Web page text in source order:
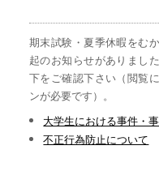
期末試験・夏季休暇をむ
起のお知らせがありまし
下をご確認下さい（閲覧
ンが必要です）。
大学生における事件・
不正行為防止について